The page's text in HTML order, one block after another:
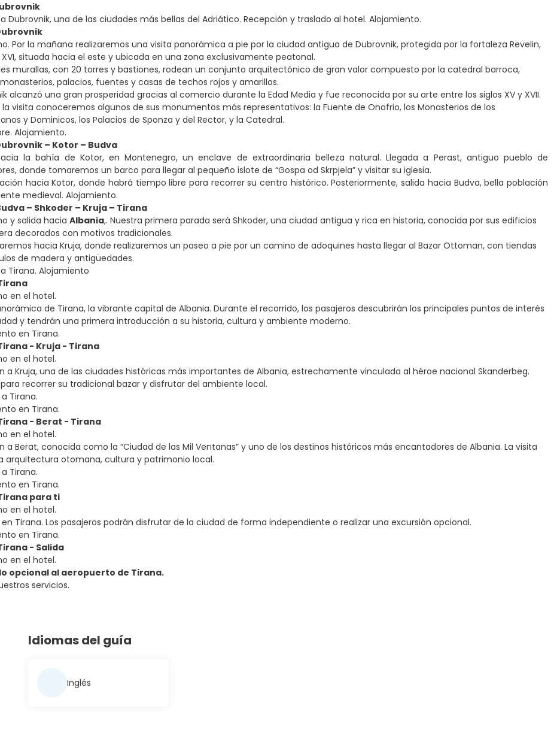
Dubrovnik, una de las ciudades más bellas del Adriático. Recepción y traslado al hotel. Alojamiento.
Por la mañana realizaremos una visita panorámica a pie por la ciudad antigua de Dubrovnik, protegida por la fortaleza Revelin,
XVI, situada hacia el este y ubicada en una zona exclusivamente peatonal.
murallas, con 20 torres y bastiones, rodean un conjunto arquitectónico de gran valor compuesto por la catedral barroca,
palacios, fuentes y casas de techos rojos y amarillos.
alcanzó una gran prosperidad gracias al comercio durante la Edad Media y fue reconocida por su arte entre los siglos XV y XVII.
visita conoceremos algunos de sus monumentos más representativos: la Fuente de Onofrio, los Monasterios de los
y Dominicos, los Palacios de Sponza y del Rector, y la Catedral.
Alojamiento.
– Kotor – Budva
la bahía de Kotor, en Montenegro, un enclave de extraordinaria belleza natural. Llegada a Perast, antiguo pueblo de
donde tomaremos un barco para llegar al pequeño islote de “Gospa od Skrpjela” y visitar su iglesia.
hacia Kotor, donde habrá tiempo libre para recorrer su centro histórico. Posteriormente, salida hacia Budva, bella población
medieval. Alojamiento.
– Shkoder – Kruja – Tirana
y salida hacia Albania,. Nuestra primera parada será Shkoder, una ciudad antigua y rica en historia, conocida por sus edificios
decorados con motivos tradicionales.
hacia Kruja, donde realizaremos un paseo a pie por un camino de adoquines hasta llegar al Bazar Ottoman, con tiendas
de madera y antigüedades.
Tirana. Alojamiento
en el hotel.
de Tirana, la vibrante capital de Albania. Durante el recorrido, los pasajeros descubrirán los principales puntos de interés
y tendrán una primera introducción a su historia, cultura y ambiente moderno.
en Tirana.
- Kruja - Tirana
en el hotel.
a Kruja, una de las ciudades históricas más importantes de Albania, estrechamente vinculada al héroe nacional Skanderbeg.
recorrer su tradicional bazar y disfrutar del ambiente local.
Tirana.
en Tirana.
- Berat - Tirana
en el hotel.
a Berat, conocida como la “Ciudad de las Mil Ventanas” y uno de los destinos históricos más encantadores de Albania. La visita
arquitectura otomana, cultura y patrimonio local.
Tirana.
en Tirana.
para ti
en el hotel.
en Tirana. Los pasajeros podrán disfrutar de la ciudad de forma independiente o realizar una excursión opcional.
en Tirana.
- Salida
en el hotel.
opcional al aeropuerto de Tirana.
servicios.
Idiomas del guía
Inglés